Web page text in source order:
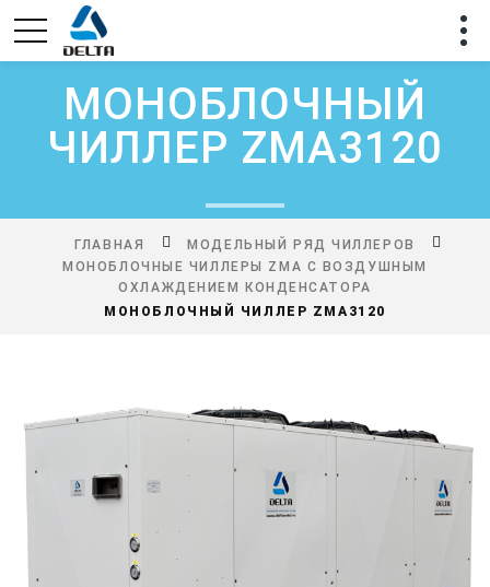
МОНОБЛОЧНЫЙ
ЧИЛЛЕР ZMA3120
ГЛАВНАЯ
МОДЕЛЬНЫЙ РЯД ЧИЛЛЕРОВ
МОНОБЛОЧНЫЕ ЧИЛЛЕРЫ ZMA С ВОЗДУШНЫМ
ОХЛАЖДЕНИЕМ КОНДЕНСАТОРА
МОНОБЛОЧНЫЙ ЧИЛЛЕР ZMA3120